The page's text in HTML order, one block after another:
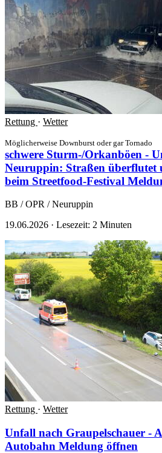
Rettung · Wetter
Möglicherweise Downburst oder gar Tornado
schwere Sturm-/Orkanböen -
Neuruppin: Straßen überflutet
beim Streetfood-Festival
BB / OPR / Neuruppin
19.06.2026 · Lesezeit: 2 Minuten
Rettung · Wetter
Unfall nach Graupelschauer -
Autobahn Meldung öffnen